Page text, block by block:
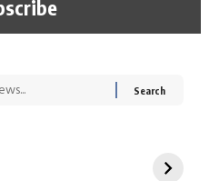
रोज एक कच्चे लहसुन